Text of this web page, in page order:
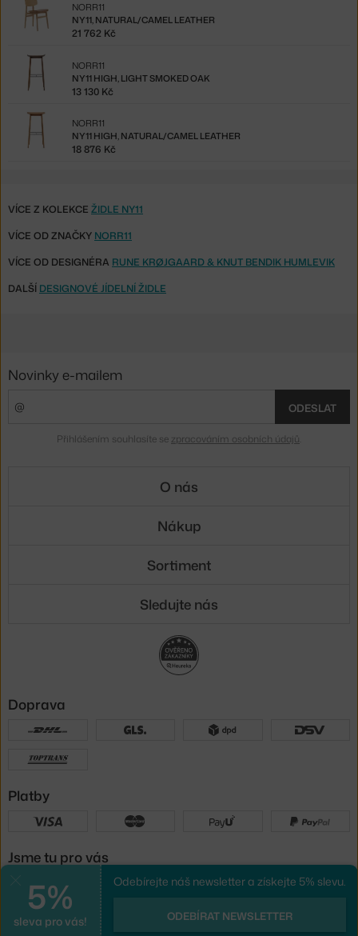
NY11, NATURAL/CAMEL LEATHER
NORR11
21 762 Kč
NY11 HIGH, LIGHT SMOKED OAK
NORR11
13 130 Kč
NY11 HIGH, NATURAL/CAMEL LEATHER
NORR11
18 876 Kč
VÍCE Z KOLEKCE ŽIDLE NY11
VÍCE OD ZNAČKY NORR11
VÍCE OD DESIGNÉRA RUNE KRØJGAARD & KNUT BENDIK HUMLEVIK
DALŠÍ DESIGNOVÉ JÍDELNÍ ŽIDLE
5%
sleva pro vás!
Odebírejte náš newsletter a získejte 5% slevu.
ODEBÍRAT NEWSLETTER
Novinky e-mailem
ODESLAT
Přihlášením souhlasíte se zpracováním osobních údajů
O nás
Nákup
Sortiment
Sledujte nás
Doprava
Platby
Jsme tu pro vás
e-shop na míruod